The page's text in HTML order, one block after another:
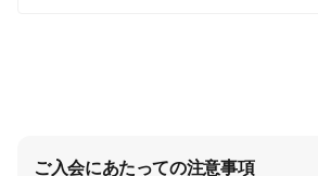
ご入会にあたっての注意事項